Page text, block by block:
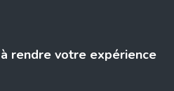
rendre votre expérience